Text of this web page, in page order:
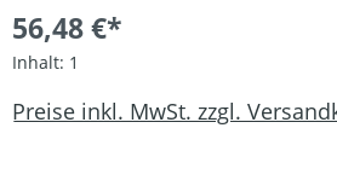
56,48 €*
Inhalt: 1
Preise inkl. MwSt. zzgl.